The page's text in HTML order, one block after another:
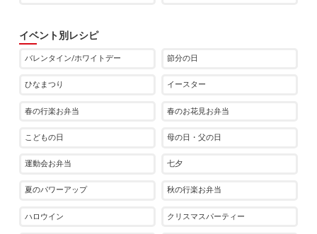
イベント別レシピ
バレンタイン/ホワイトデー 節分の日
ひなまつり イースター
春の行楽お弁当 春のお花見お弁当
こどもの日 母の日・父の日
運動会お弁当 七夕
夏のパワーアップ 秋の行楽お弁当
ハロウイン クリスマスパーティー